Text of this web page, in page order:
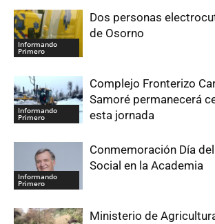
Informando
Primero
Dos personas
de Osorno
Informando
Primero
Complejo Fronterizo
Samoré permanecerá
esta jornada
Informando
Primero
Conmemoración Día
Social en la Academia
Ministerio de